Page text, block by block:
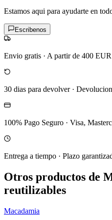
Estamos aqui para ayudarte en
Escribenos
Envio gratis · A partir de 400 EUR
30 dias para devolver·
100% Pago Seguro · Visa,
Entrega a tiempo · Plazo
Otros productos de
reutilizables
Macadamia